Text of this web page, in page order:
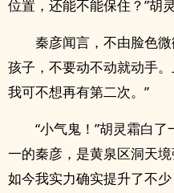
位置，还能不能保住？”胡
秦彦闻言，不由脸色
孩子，不要动不动就动手
我可不想再有第二次。”
“小气鬼！”胡灵霜白
一的秦彦，是黄泉区洞天
如今我实力确实提升了不